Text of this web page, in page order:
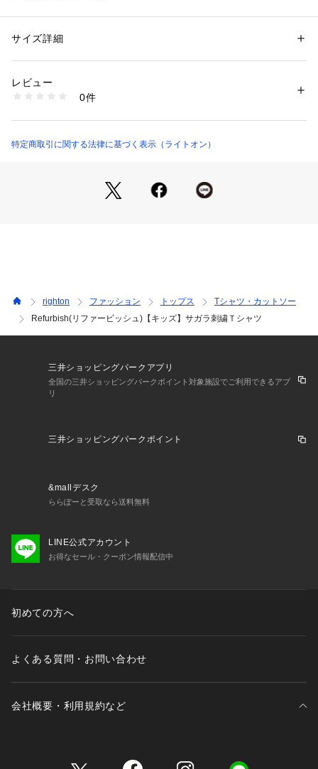
シンプルなボディにインパクトのあるディテールで、着るだけ
【素材】
柔らかく快適なコットン素材を使用しており、肌に優しく安心
スタイルが完成します。
スニーカーやサンダルを合わせれば、遊びに出かける準備も万
１５０｜56｜100｜17｜48
１６０｜59｜104｜18｜50
性別：キッズ・ベビー
素材：本体: ポリエステル55%
リブ部分: ポリエステル65%
リブ部分: 綿30%
刺繍部分: アクリル100%
商品番号：1109600000988 （モール）
サイズ詳細
レビュー
0件
特定商取引に関する法律に基づく表示（ライトオン）
righton ファッション トップス
Tシャツ・カットソー
Refurbish(リファービッシュ)【キッズ】サガラ刺繍Ｔシャツ
三井ショッピングパークアプリ
全国の三井ショッピングパークポイント対象施設でご利用できるアプ
リ
三井ショッピングパークポイント
&mallデスク
ららぽーと受取なら送料無料
LINE公式アカウント
お得なセール・クーポン情報配信中
初めての方へ
よくある質問・お問い合わせ
会社概要・利用規約など